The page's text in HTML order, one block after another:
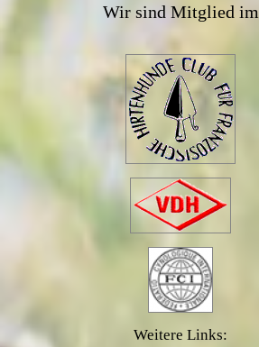
Wir sind Mitglied im
Weitere Links: